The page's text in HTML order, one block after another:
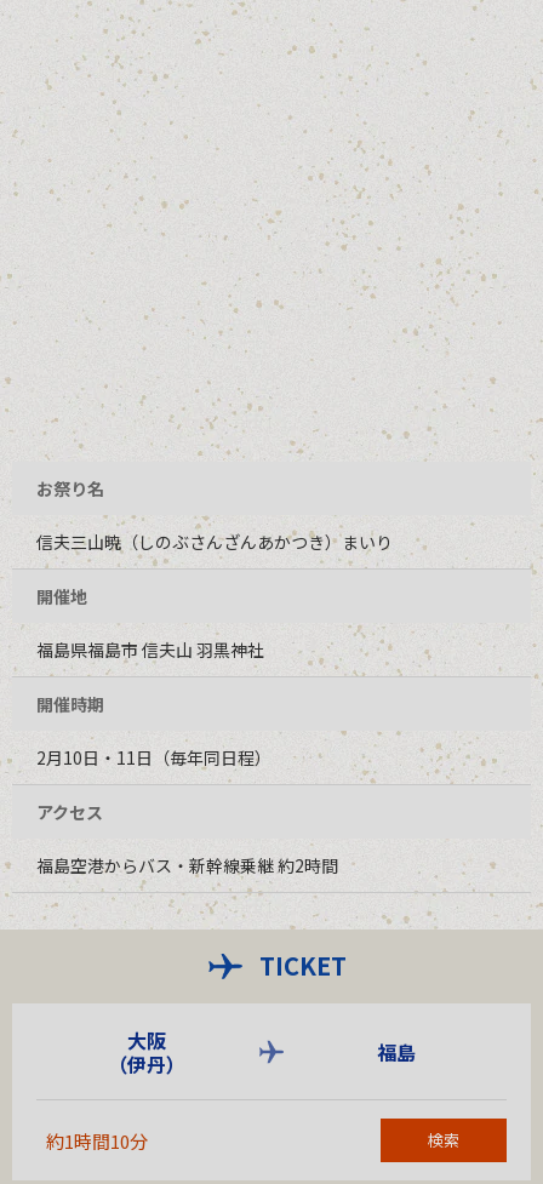
お祭り名
信夫三山暁（しのぶさんざんあかつき）まいり
開催地
福島県福島市 信夫山 羽黒神社
開催時期
2月10日・11日（毎年同日程）
アクセス
福島空港からバス・新幹線乗継 約2時間
TICKET
大阪
（伊丹）
福島
約1時間10分 検索